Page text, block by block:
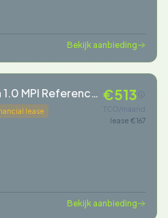
Bekijk aanbieding
1.0 MPI Reference
lease
€513
TCO/maand
lease €167
Bekijk aanbieding